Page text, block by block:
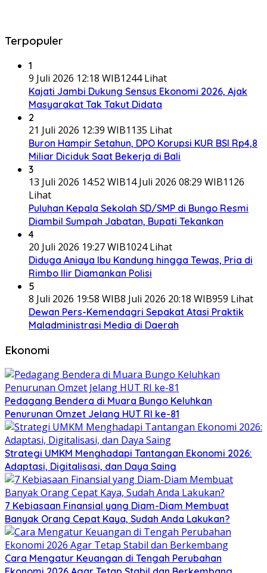
Terpopuler
1
9 Juli 2026 12:18 WIB1244 Lihat
Kajati Jambi Dukung Sensus Ekonomi 2026, Ajak
Masyarakat Tak Takut Didata
2
21 Juli 2026 12:39 WIB1135 Lihat
Buron Hampir Setahun, DPO Korupsi KUR BSI Rp4,8
Miliar Diciduk Saat Bekerja di Bali
3
13 Juli 2026 14:52 WIB14 Juli 2026 08:29 WIB1126
Lihat
Puluhan Kepala Sekolah SD/SMP di Bungo Resmi
Diambil Sumpah Jabatan, Bupati Tekankan
4
20 Juli 2026 19:27 WIB1024 Lihat
Diduga Aniaya Ibu Kandung hingga Tewas, Pria di
Rimbo Ilir Diamankan Polisi
5
8 Juli 2026 19:58 WIB8 Juli 2026 20:18 WIB959 Lihat
Dewan Pers-Kemendagri Sepakat Atasi Praktik
Maladministrasi Media di Daerah
Ekonomi
Pedagang Bendera di Muara Bungo Keluhkan
Penurunan Omzet Jelang HUT RI ke-81
Strategi UMKM Menghadapi Tantangan Ekonomi 2026:
Adaptasi, Digitalisasi, dan Daya Saing
7 Kebiasaan Finansial yang Diam-Diam Membuat
Banyak Orang Cepat Kaya, Sudah Anda Lakukan?
Cara Mengatur Keuangan di Tengah Perubahan